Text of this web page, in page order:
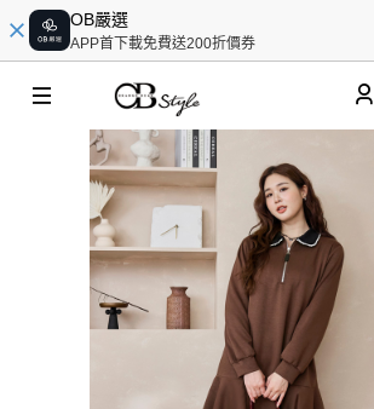
OB嚴選
APP首下載免費送200折價券